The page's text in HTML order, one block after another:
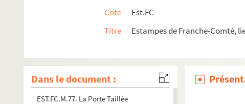
Cote
Est.FC
Titre
Estampes de Franche-Comté,
Dans le document :
EST.FC.1151. Porte Taillée : Besançon (Collection Franc-comtoise)
EST.FC.1130. Porte taillée à Besançon
EST.FC.1134. Porte taillée à Besançon
EST.FC.M.77. La Porte Taillée